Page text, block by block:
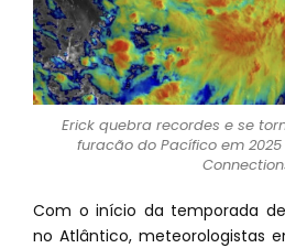
Erick quebra recordes e se
furacão do Pacífico em
Com o início da temporada
no Atlântico, meteorologistas